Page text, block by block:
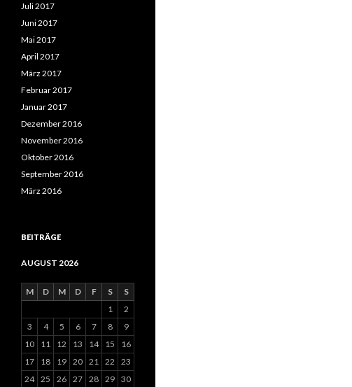
Juli 2017
Juni 2017
Mai 2017
April 2017
März 2017
Februar 2017
Januar 2017
Dezember 2016
November 2016
Oktober 2016
September 2016
März 2016
BEITRÄGE
AUGUST 2026
M D M D F S
S
1
2
3
4 5 6 7 8
9
10
11 12 13 14 15
16
17
18 19 20 21 22
23
24 25 26 27 28 29 30